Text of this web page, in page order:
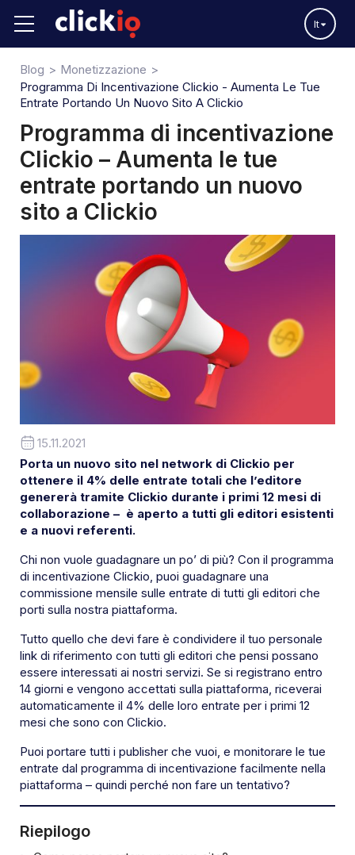
It
Blog
Monetizzazione
Programma Di Incentivazione Clickio - Aumenta Le Tue
Entrate Portando Un Nuovo Sito A Clickio
Programma di incentivazione
Clickio – Aumenta le tue
entrate portando un nuovo
sito a Clickio
15.11.2021
Porta un nuovo sito nel network di Clickio per
ottenere il 4% delle entrate totali che l’editore
genererà tramite Clickio durante i primi 12 mesi di
collaborazione – è aperto a tutti gli editori esistenti
e a nuovi referenti.
Chi non vuole guadagnare un po’ di più? Con il programma
di incentivazione Clickio, puoi guadagnare una
commissione mensile sulle entrate di tutti gli editori che
porti sulla nostra piattaforma.
Tutto quello che devi fare è condividere il tuo personale
link di riferimento con tutti gli editori che pensi possano
essere interessati ai nostri servizi. Se si registrano entro
14 giorni e vengono accettati sulla piattaforma, riceverai
automaticamente il 4% delle loro entrate per i primi 12
mesi che sono con Clickio.
Puoi portare tutti i publisher che vuoi, e monitorare le tue
entrate dal programma di incentivazione facilmente nella
piattaforma – quindi perché non fare un tentativo?
Riepilogo